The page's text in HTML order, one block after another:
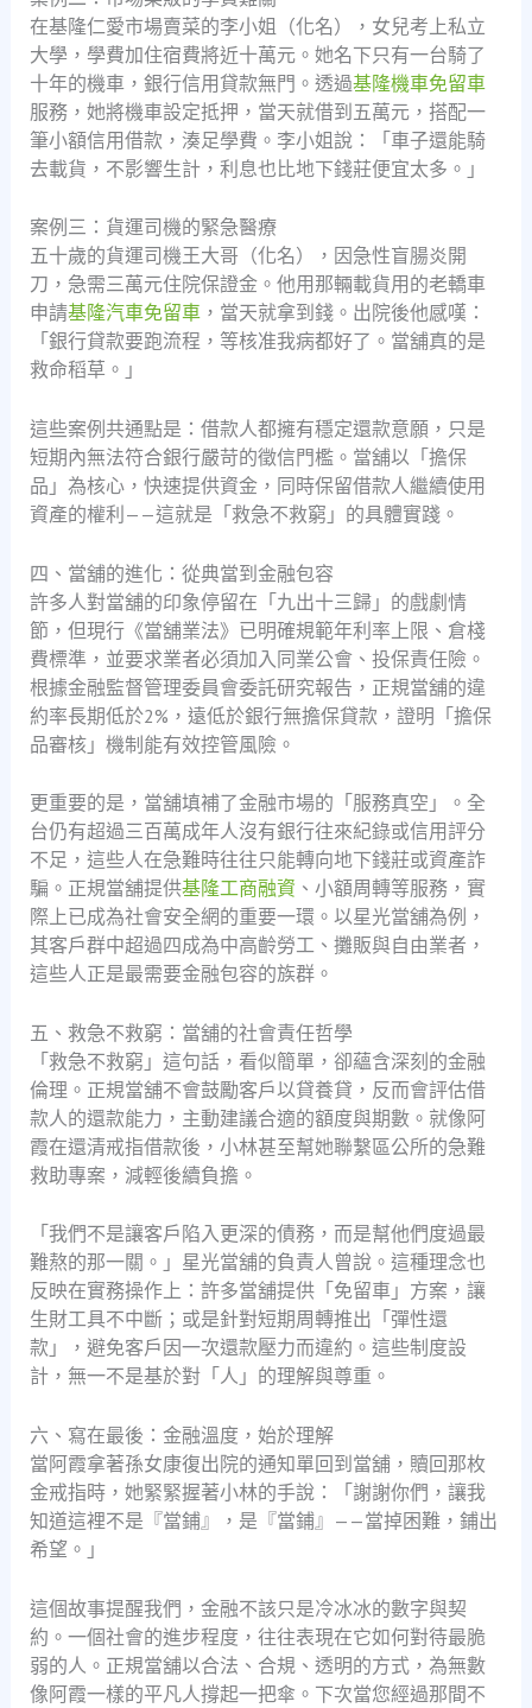
在基隆仁愛市場賣菜的李小姐（化名），女兒考上私立
大學，學費加住宿費將近十萬元。她名下只有一台騎了
十年的機車，銀行信用貸款無門。透過基隆機車免留車
服務，她將機車設定抵押，當天就借到五萬元，搭配一
筆小額信用借款，湊足學費。李小姐說：「車子還能騎
去載貨，不影響生計，利息也比地下錢莊便宜太多。」
案例三：貨運司機的緊急醫療
五十歲的貨運司機王大哥（化名），因急性盲腸炎開
刀，急需三萬元住院保證金。他用那輛載貨用的老轎車
申請基隆汽車免留車，當天就拿到錢。出院後他感嘆：
「銀行貸款要跑流程，等核准我病都好了。當舖真的是
救命稻草。」
這些案例共通點是：借款人都擁有穩定還款意願，只是
短期內無法符合銀行嚴苛的徵信門檻。當舖以「擔保
品」為核心，快速提供資金，同時保留借款人繼續使用
資產的權利——這就是「救急不救窮」的具體實踐。
四、當舖的進化：從典當到金融包容
許多人對當舖的印象停留在「九出十三歸」的戲劇情
節，但現行《當舖業法》已明確規範年利率上限、倉棧
費標準，並要求業者必須加入同業公會、投保責任險。
根據金融監督管理委員會委託研究報告，正規當舖的違
約率長期低於2%，遠低於銀行無擔保貸款，證明「擔保
品審核」機制能有效控管風險。
更重要的是，當舖填補了金融市場的「服務真空」。全
台仍有超過三百萬成年人沒有銀行往來紀錄或信用評分
不足，這些人在急難時往往只能轉向地下錢莊或資產詐
騙。正規當舖提供基隆工商融資 、小額周轉等服務，實
際上已成為社會安全網的重要一環。以星光當舖為例，
其客戶群中超過四成為中高齡勞工、攤販與自由業者，
這些人正是最需要金融包容的族群。
五、救急不救窮：當舖的社會責任哲學
「救急不救窮」這句話，看似簡單，卻蘊含深刻的金融
倫理。正規當舖不會鼓勵客戶以貸養貸，反而會評估借
款人的還款能力，主動建議合適的額度與期數。就像阿
霞在還清戒指借款後，小林甚至幫她聯繫區公所的急難
救助專案，減輕後續負擔。
「我們不是讓客戶陷入更深的債務，而是幫他們度過最
難熬的那一關。」星光當舖的負責人曾說。這種理念也
反映在實務操作上：許多當舖提供「免留車」方案，讓
生財工具不中斷；或是針對短期周轉推出「彈性還
款」，避免客戶因一次還款壓力而違約。這些制度設
計，無一不是基於對「人」的理解與尊重。
六、寫在最後：金融溫度，始於理解
當阿霞拿著孫女康復出院的通知單回到當舖，贖回那枚
金戒指時，她緊緊握著小林的手說：「謝謝你們，讓我
知道這裡不是『當鋪』，是『當鋪』——當掉困難，鋪出
希望。」
這個故事提醒我們，金融不該只是冷冰冰的數字與契
約。一個社會的進步程度，往往表現在它如何對待最脆
弱的人。正規當舖以合法、合規、透明的方式，為無數
像阿霞一樣的平凡人撐起一把傘。下次當您經過那間不